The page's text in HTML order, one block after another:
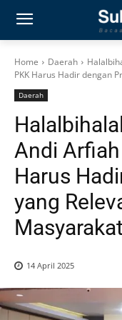
Home Daerah
PKK Harus Hadir dengan
Daerah
Andi
Harus
yang
Masyarakat
14 April 2025